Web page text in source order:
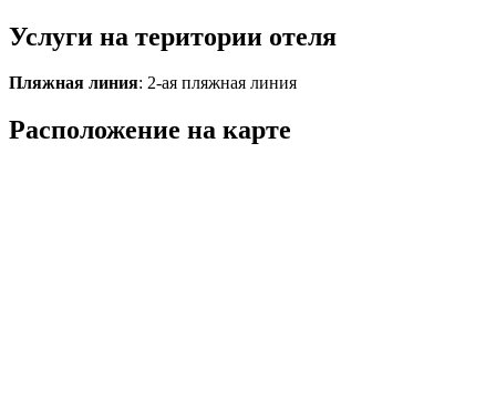
Услуги на територии отеля
Пляжная линия: 2-ая пляжная линия
Расположение на карте